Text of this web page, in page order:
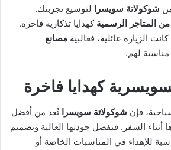
شوكولاتة سويسرا لتوسيع تجربتك.
المتاجر الرسمية كهدايا تذكارية فاخرة.
كانت الزيارة عائلية، فغالبية مصانع
لهم.
كهدايا فاخرة
فإن شوكولاتة سويسرا تُعد من أفضل
أثناء السفر. فبفضل جودتها العالية وتصميم
للإهداء في المناسبات الخاصة أو